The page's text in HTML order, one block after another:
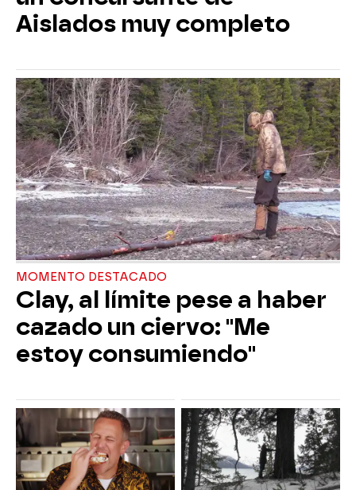
Aislados muy completo
MOMENTO DESTACADO
Clay, al límite pese a haber
cazado un ciervo: "Me
estoy consumiendo"